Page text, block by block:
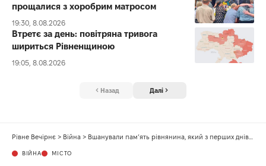
прощалися з хоробрим матросом
19:30, 8.08.2026
Втретє за день: повітряна тривога
шириться Рівненщиною
19:05, 8.08.2026
Назад Далі
Рівне Вечірнє > Війна > Вшанували пам’ять рівнянина, який з перших днів повномасштабної війни хотів бути добровольцем
ВІЙНА МІСТО